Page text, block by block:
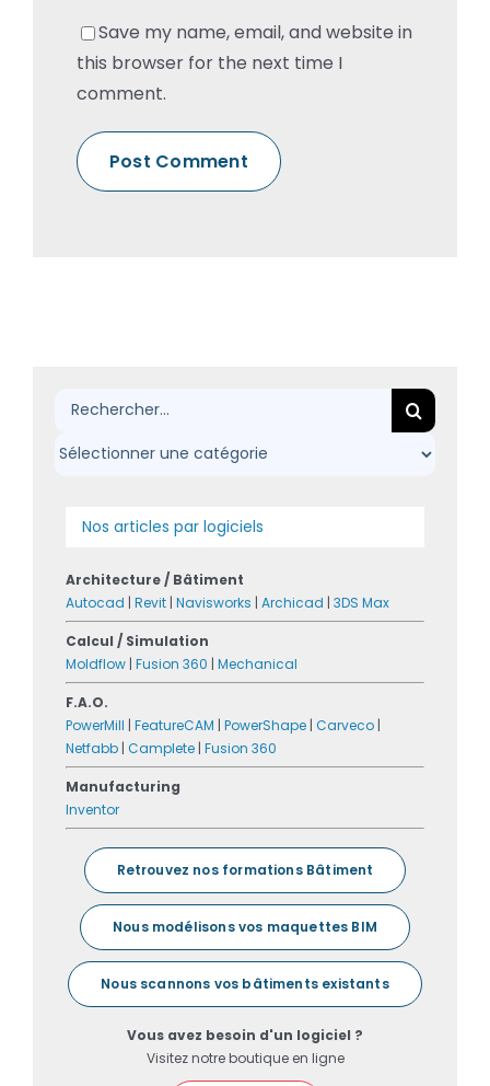
Save my name, email, and website in
this browser for the next time I
comment.
Rechercher:
Nos articles par logiciels
Architecture / Bâtiment
Autocad | Revit | Navisworks | Archicad | 3DS Max
Calcul / Simulation
Moldflow | Fusion 360 | Mechanical
F.A.O.
PowerMill | FeatureCAM | PowerShape | Carveco |
Netfabb | Camplete | Fusion 360
Manufacturing
Inventor
Retrouvez nos formations Bâtiment
Nous modélisons vos maquettes BIM
Nous scannons vos bâtiments existants
Vous avez besoin d'un logiciel ?
Visitez notre boutique en ligne